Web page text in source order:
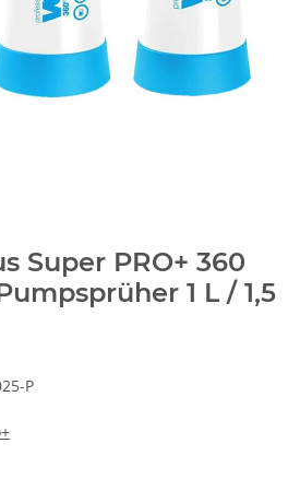
Super PRO+ 360
1 L / 1,5
P